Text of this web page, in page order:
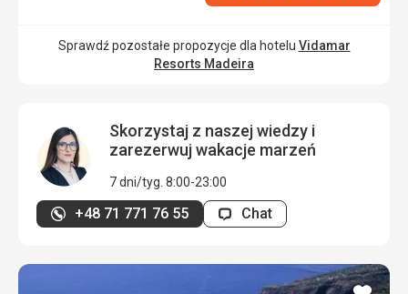
Sprawdź pozostałe propozycje dla hotelu Vidamar
Resorts Madeira
Skorzystaj z naszej wiedzy i
zarezerwuj wakacje marzeń
7 dni/tyg. 8:00-23:00
+48 71 771 76 55 Chat
dodaj